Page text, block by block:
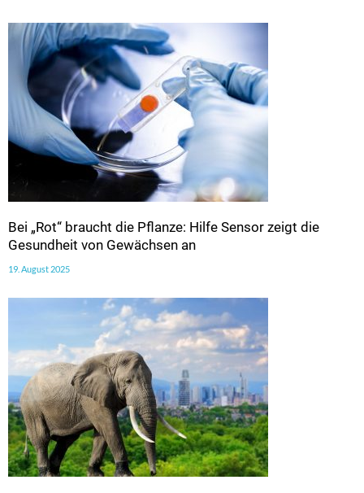
Bei „Rot“ braucht die Pflanze: Hilfe Sensor zeigt die
Gesundheit von Gewächsen an
19. August 2025